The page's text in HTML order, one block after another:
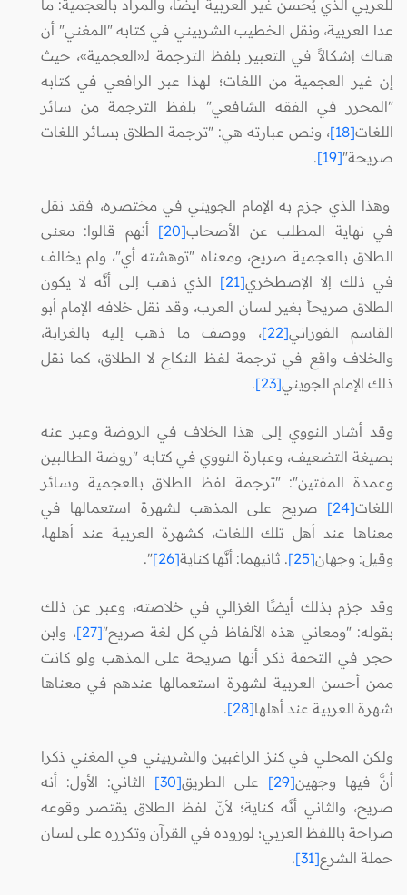
للعربي الذي يُحسن غير العربية أيضًا، والمراد بالعجمية: ما
عدا العربية، ونقل الخطيب الشربيني في كتابه "المغني" أن
هناك إشكالاً في التعبير بلفظ الترجمة لـ«العجمية»، حيث
إن غير العجمية من اللغات؛ لهذا عبر الرافعي في كتابه
"المحرر في الفقه الشافعي" بلفظ الترجمة من سائر
اللغات[18]
، ونص عبارته هي: "ترجمة الطلاق بسائر اللغات
صريحة"[19]
.
وهذا الذي جزم به الإمام الجويني في مختصره، فقد نقل
في نهاية المطلب عن الأصحاب[20]
أنهم قالوا: معنى
الطلاق بالعجمية صريح، ومعناه "توهشته أي"، ولم يخالف
في ذلك إلا الإصطخري[21]
الذي ذهب إلى أنَّه لا يكون
الطلاق صريحاً بغير لسان العرب، وقد نقل خلافه الإمام أبو
القاسم الفوراني[22]
، ووصف ما ذهب إليه بالغرابة،
والخلاف واقع في ترجمة لفظ النكاح لا الطلاق، كما نقل
ذلك الإمام الجويني[23]
.
وقد أشار النووي إلى هذا الخلاف في الروضة وعبر عنه
بصيغة التضعيف، وعبارة النووي في كتابه "روضة الطالبين
وعمدة المفتين": "ترجمة لفظ الطلاق بالعجمية وسائر
اللغات[24]
صريح على المذهب لشهرة استعمالها في
معناها عند أهل تلك اللغات، كشهرة العربية عند أهلها،
وقيل: وجهان[25] . ثانيهما: أنَّها كناية[26]
".
وقد جزم بذلك أيضًا الغزالي في خلاصته، وعبر عن ذلك
بقوله: "ومعاني هذه الألفاظ في كل لغة صريح"[27]
، وابن
حجر في التحفة ذكر أنها صريحة على المذهب ولو كانت
ممن أحسن العربية لشهرة استعمالها عندهم في معناها
شهرة العربية عند أهلها[28]
.
ولكن المحلي في كنز الراغبين والشربيني في المغني ذكرا
أنَّ فيها وجهين[29] على الطريق[30]
الثاني: الأول: أنه
صريح، والثاني أنَّه كناية؛ لأنّ لفظ الطلاق يقتصر وقوعه
صراحة باللفظ العربي؛ لوروده في القرآن وتكرره على لسان
حملة الشرع[31]
.